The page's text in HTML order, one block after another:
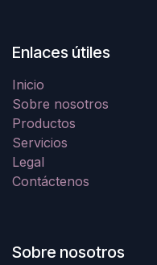
Enlaces útiles
Inicio
Sobre nosotros
Productos
Servicios
Legal
Contáctenos
Sobre nosotros